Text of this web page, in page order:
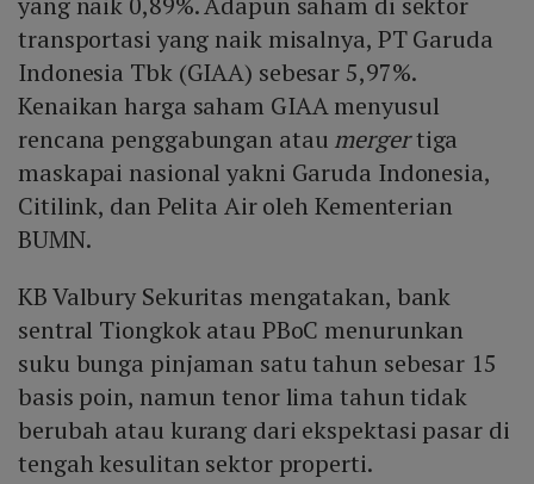
transportasi yang naik misalnya, PT Garuda
Indonesia Tbk (GIAA) sebesar 5,97%.
Kenaikan harga saham GIAA menyusul
rencana penggabungan atau mergertiga
maskapai nasional yakni Garuda Indonesia,
Citilink, dan Pelita Air oleh Kementerian
BUMN.
KB Valbury Sekuritas mengatakan, bank
sentral Tiongkok atau PBoC menurunkan
suku bunga pinjaman satu tahun sebesar 15
basis poin, namun tenor lima tahun tidak
berubah atau kurang dari ekspektasi pasar di
tengah kesulitan sektor properti.